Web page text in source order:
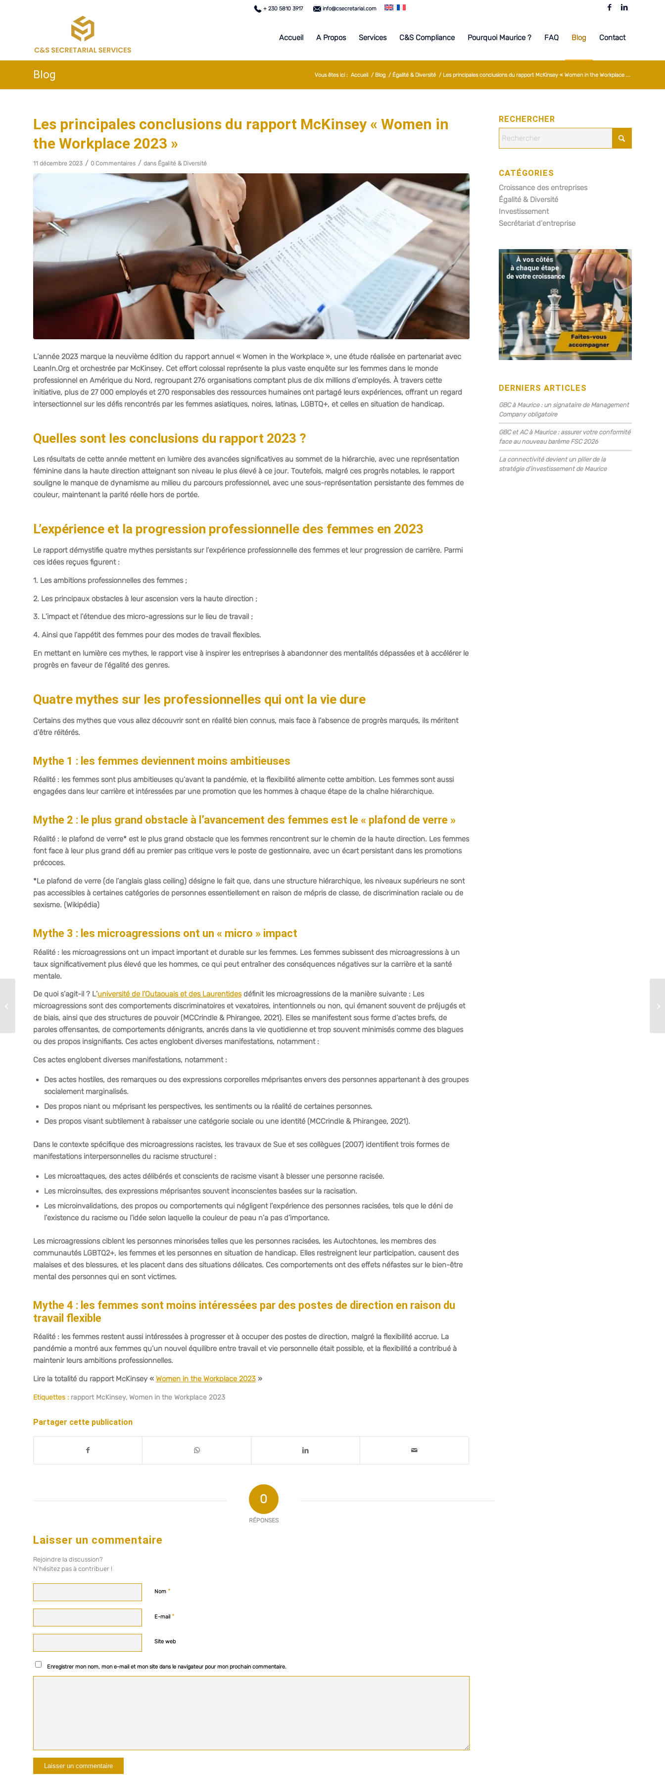
+ 230 5810 3917 info@csecretarial.com
Accueil A Propos Services C&S Compliance Pourquoi Maurice ? FAQ Blog Contact
Blog Vous êtes ici : Accueil / Blog / Égalité & Diversité / Les principales conclusions du rapport McKinsey « Women in the Workplace ...
Les principales conclusions du rapport McKinsey « Women in
the Workplace 2023 »
11 décembre 2023 / 0 Commentaires / dans Égalité & Diversité
L’année 2023 marque la neuvième édition du rapport annuel « Women in the Workplace », une étude réalisée en partenariat avec
LeanIn.Org et orchestrée par McKinsey. Cet effort colossal représente la plus vaste enquête sur les femmes dans le monde
professionnel en Amérique du Nord, regroupant 276 organisations comptant plus de dix millions d’employés. À travers cette
initiative, plus de 27 000 employés et 270 responsables des ressources humaines ont partagé leurs expériences, offrant un regard
intersectionnel sur les défis rencontrés par les femmes asiatiques, noires, latinas, LGBTQ+, et celles en situation de handicap.
Quelles sont les conclusions du rapport 2023 ?
Les résultats de cette année mettent en lumière des avancées significatives au sommet de la hiérarchie, avec une représentation
féminine dans la haute direction atteignant son niveau le plus élevé à ce jour. Toutefois, malgré ces progrès notables, le rapport
souligne le manque de dynamisme au milieu du parcours professionnel, avec une sous-représentation persistante des femmes de
couleur, maintenant la parité réelle hors de portée.
L’expérience et la progression professionnelle des femmes en 2023
Le rapport démystifie quatre mythes persistants sur l’expérience professionnelle des femmes et leur progression de carrière. Parmi
ces idées reçues figurent :
1. Les ambitions professionnelles des femmes ;
2. Les principaux obstacles à leur ascension vers la haute direction ;
3. L’impact et l’étendue des micro-agressions sur le lieu de travail ;
4. Ainsi que l’appétit des femmes pour des modes de travail flexibles.
En mettant en lumière ces mythes, le rapport vise à inspirer les entreprises à abandonner des mentalités dépassées et à accélérer le
progrès en faveur de l’égalité des genres.
Quatre mythes sur les professionnelles qui ont la vie dure
Certains des mythes que vous allez découvrir sont en réalité bien connus, mais face à l’absence de progrès marqués, ils méritent
d’être réitérés.
Mythe 1 : les femmes deviennent moins ambitieuses
Réalité : les femmes sont plus ambitieuses qu’avant la pandémie, et la flexibilité alimente cette ambition. Les femmes sont aussi
engagées dans leur carrière et intéressées par une promotion que les hommes à chaque étape de la chaîne hiérarchique.
Mythe 2 : le plus grand obstacle à l’avancement des femmes est le « plafond de verre »
Réalité : le plafond de verre* est le plus grand obstacle que les femmes rencontrent sur le chemin de la haute direction. Les femmes
font face à leur plus grand défi au premier pas critique vers le poste de gestionnaire, avec un écart persistant dans les promotions
précoces.
*Le plafond de verre (de l’anglais glass ceiling) désigne le fait que, dans une structure hiérarchique, les niveaux supérieurs ne sont
pas accessibles à certaines catégories de personnes essentiellement en raison de mépris de classe, de discrimination raciale ou de
sexisme. (Wikipédia)
Mythe 3 : les microagressions ont un « micro » impact
Réalité : les microagressions ont un impact important et durable sur les femmes. Les femmes subissent des microagressions à un
taux significativement plus élevé que les hommes, ce qui peut entraîner des conséquences négatives sur la carrière et la santé
mentale.
De quoi s’agit-il ? L’université de l’Outaouais et des Laurentidesdéfinit les microagressions de la manière suivante : Les
microagressions sont des comportements discriminatoires et vexatoires, intentionnels ou non, qui émanent souvent de préjugés et
de biais, ainsi que des structures de pouvoir (MCCrindle & Phirangee, 2021). Elles se manifestent sous forme d’actes brefs, de
paroles offensantes, de comportements dénigrants, ancrés dans la vie quotidienne et trop souvent minimisés comme des blagues
ou des propos insignifiants. Ces actes englobent diverses manifestations, notamment :
Ces actes englobent diverses manifestations, notamment :
Des actes hostiles, des remarques ou des expressions corporelles méprisantes envers des personnes appartenant à des groupes
socialement marginalisés.
Des propos niant ou méprisant les perspectives, les sentiments ou la réalité de certaines personnes.
Des propos visant subtilement à rabaisser une catégorie sociale ou une identité (MCCrindle & Phirangee, 2021).
Dans le contexte spécifique des microagressions racistes, les travaux de Sue et ses collègues (2007) identifient trois formes de
manifestations interpersonnelles du racisme structurel :
Les microattaques, des actes délibérés et conscients de racisme visant à blesser une personne racisée.
Les microinsultes, des expressions méprisantes souvent inconscientes basées sur la racisation.
Les microinvalidations, des propos ou comportements qui négligent l’expérience des personnes racisées, tels que le déni de
l’existence du racisme ou l’idée selon laquelle la couleur de peau n’a pas d’importance.
Les microagressions ciblent les personnes minorisées telles que les personnes racisées, les Autochtones, les membres des
communautés LGBTQ2+, les femmes et les personnes en situation de handicap. Elles restreignent leur participation, causent des
malaises et des blessures, et les placent dans des situations délicates. Ces comportements ont des effets néfastes sur le bien-être
mental des personnes qui en sont victimes.
Mythe 4 : les femmes sont moins intéressées par des postes de direction en raison du
travail flexible
Réalité : les femmes restent aussi intéressées à progresser et à occuper des postes de direction, malgré la flexibilité accrue. La
pandémie a montré aux femmes qu’un nouvel équilibre entre travail et vie personnelle était possible, et la flexibilité a contribué à
maintenir leurs ambitions professionnelles.
Lire la totalité du rapport McKinsey « Women in the Workplace 2023 »
Etiquettes : rapport McKinsey, Women in the Workplace 2023
Partager cette publication
0
RÉPONSES
Laisser un commentaire
Rejoindre la discussion?
N’hésitez pas à contribuer !
Nom *
E-mail *
Site web
Enregistrer mon nom, mon e-mail et mon site dans le navigateur pour mon prochain commentaire.
RECHERCHER
CATÉGORIES
Croissance des entreprises
Égalité & Diversité
Investissement
Secrétariat d’entreprise
DERNIERS ARTICLES
GBC à Maurice : un signataire de Management
Company obligatoire
GBC et AC à Maurice : assurer votre conformité
face au nouveau barème FSC 2026
La connectivité devient un pilier de la
stratégie d’investissement de Maurice
Secrétariat
d’entreprise :
administrative avec
C&S Secretarial...